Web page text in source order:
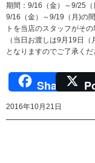
期間：9/16（金）～9/25（
9/16（金）～9/19（月)の
トを当店のスタッフがそ
（当日お渡しは9月19日
となりますのでご了承く
Share
2016年10月21日